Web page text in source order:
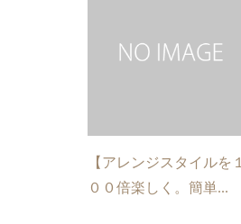
【アレンジスタイルを１
００倍楽しく。簡単...